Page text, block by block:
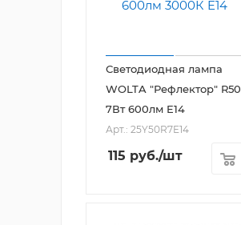
Светодиодная лампа
WOLTA "Рефлектор" R50
7Вт 600лм E14
Арт.: 25Y50R7E14
115 руб./шт